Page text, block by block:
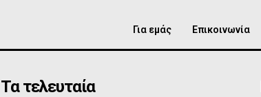
Για εμάς Επικοινωνία
Τα τελευταία